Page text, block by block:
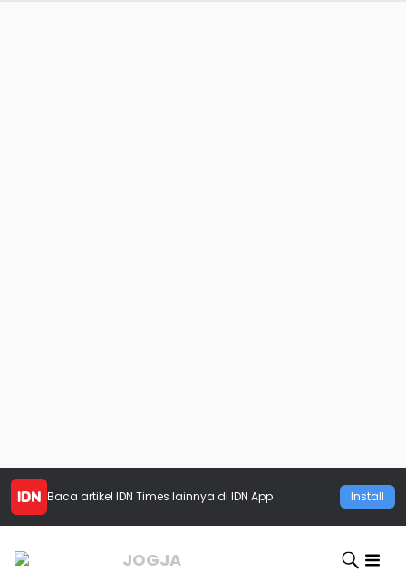
Baca artikel IDN Times lainnya di IDN App Install
JOGJA